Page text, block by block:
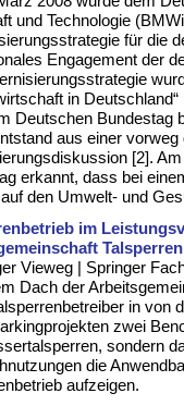
und Technologie
für die
Engagement der
in
Deutschen Bundestag
aus einer
[2].
erkannt, dass bei
den Umwelt- und
im
Vieweg | Springer
Dach der
in von
zwei
sondern
die
aufzeigen.